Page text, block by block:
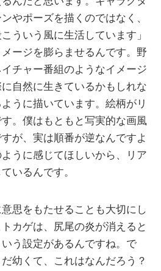
やポーズを描くのではなく、
ういう風に生活しています」
ージを膨らませるんです。野
チャー番組のようなイメージ
自然に生きているかもしれな
うに描いています。絵柄がリ
。僕はもともと写実的な画風
が、実は順番が逆なんですよ
うに感じてほしいから、リア
いるんです。
思をもたせることも大切にし
カゲは、尻尾の炎が消えると
う設定があるんですね。で
幼くて、これはなんだろう？